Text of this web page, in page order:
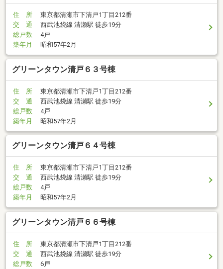
住 所
東京都清瀬市下清戸1丁目212番
交 通
西武池袋線 清瀬駅 徒歩19分
総戸数
4戸
築年月
昭和57年2月
グリーンタウン清戸６３号棟
住 所
東京都清瀬市下清戸1丁目212番
交 通
西武池袋線 清瀬駅 徒歩19分
総戸数
4戸
築年月
昭和57年2月
グリーンタウン清戸６４号棟
住 所
東京都清瀬市下清戸1丁目212番
交 通
西武池袋線 清瀬駅 徒歩19分
総戸数
4戸
築年月
昭和57年2月
グリーンタウン清戸６６号棟
住 所
東京都清瀬市下清戸1丁目212番
交 通
西武池袋線 清瀬駅 徒歩19分
総戸数
6戸